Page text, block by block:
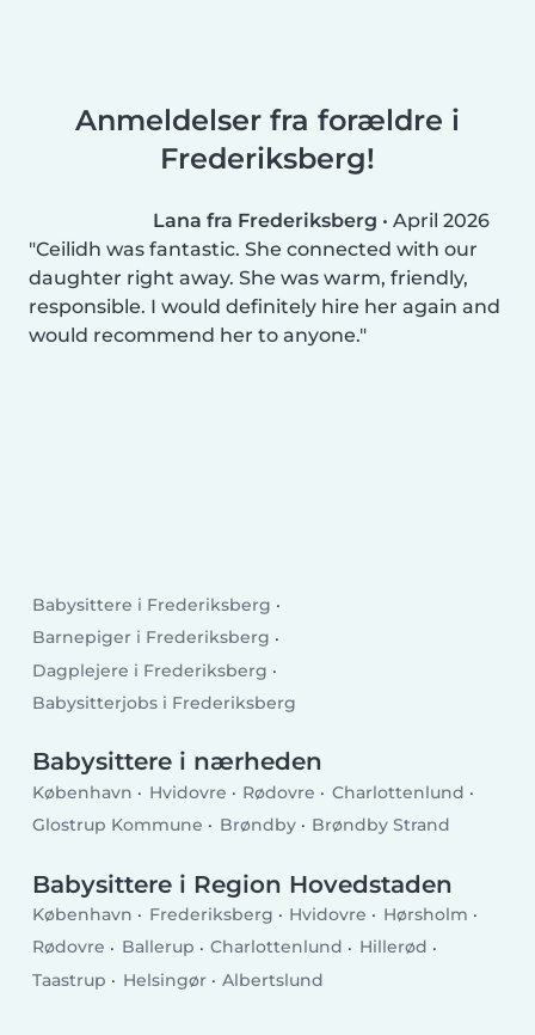
Anmeldelser fra forældre i
Frederiksberg!
Lana fra Frederiksberg • April 2026
Ceilidh was fantastic. She connected with our
daughter right away. She was warm, friendly,
responsible. I would definitely hire her again and
would recommend her to anyone.
Babysittere i Frederiksberg
Barnepiger i Frederiksberg
Dagplejere i Frederiksberg
Babysitterjobs i Frederiksberg
Babysittere i nærheden
København Hvidovre Rødovre
Charlottenlund
Glostrup Kommune
Brøndby Brøndby Strand
Babysittere i Region Hovedstaden
København Frederiksberg Hvidovre
Hørsholm
Rødovre
Ballerup Charlottenlund
Hillerød
Taastrup
Helsingør Albertslund